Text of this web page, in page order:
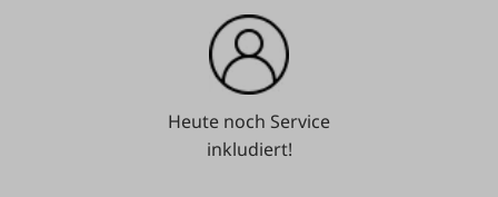
Heute noch Service
inkludiert!